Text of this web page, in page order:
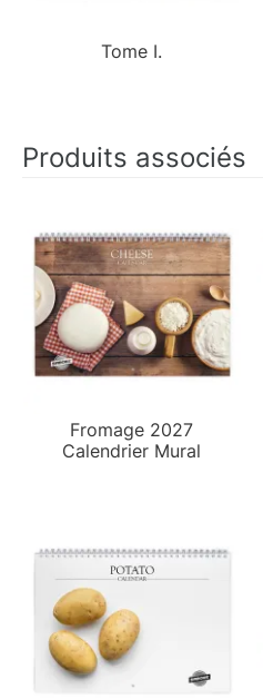
Tome I.
Produits associés
Fromage 2027
Calendrier Mural